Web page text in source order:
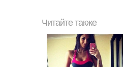
Читайте также